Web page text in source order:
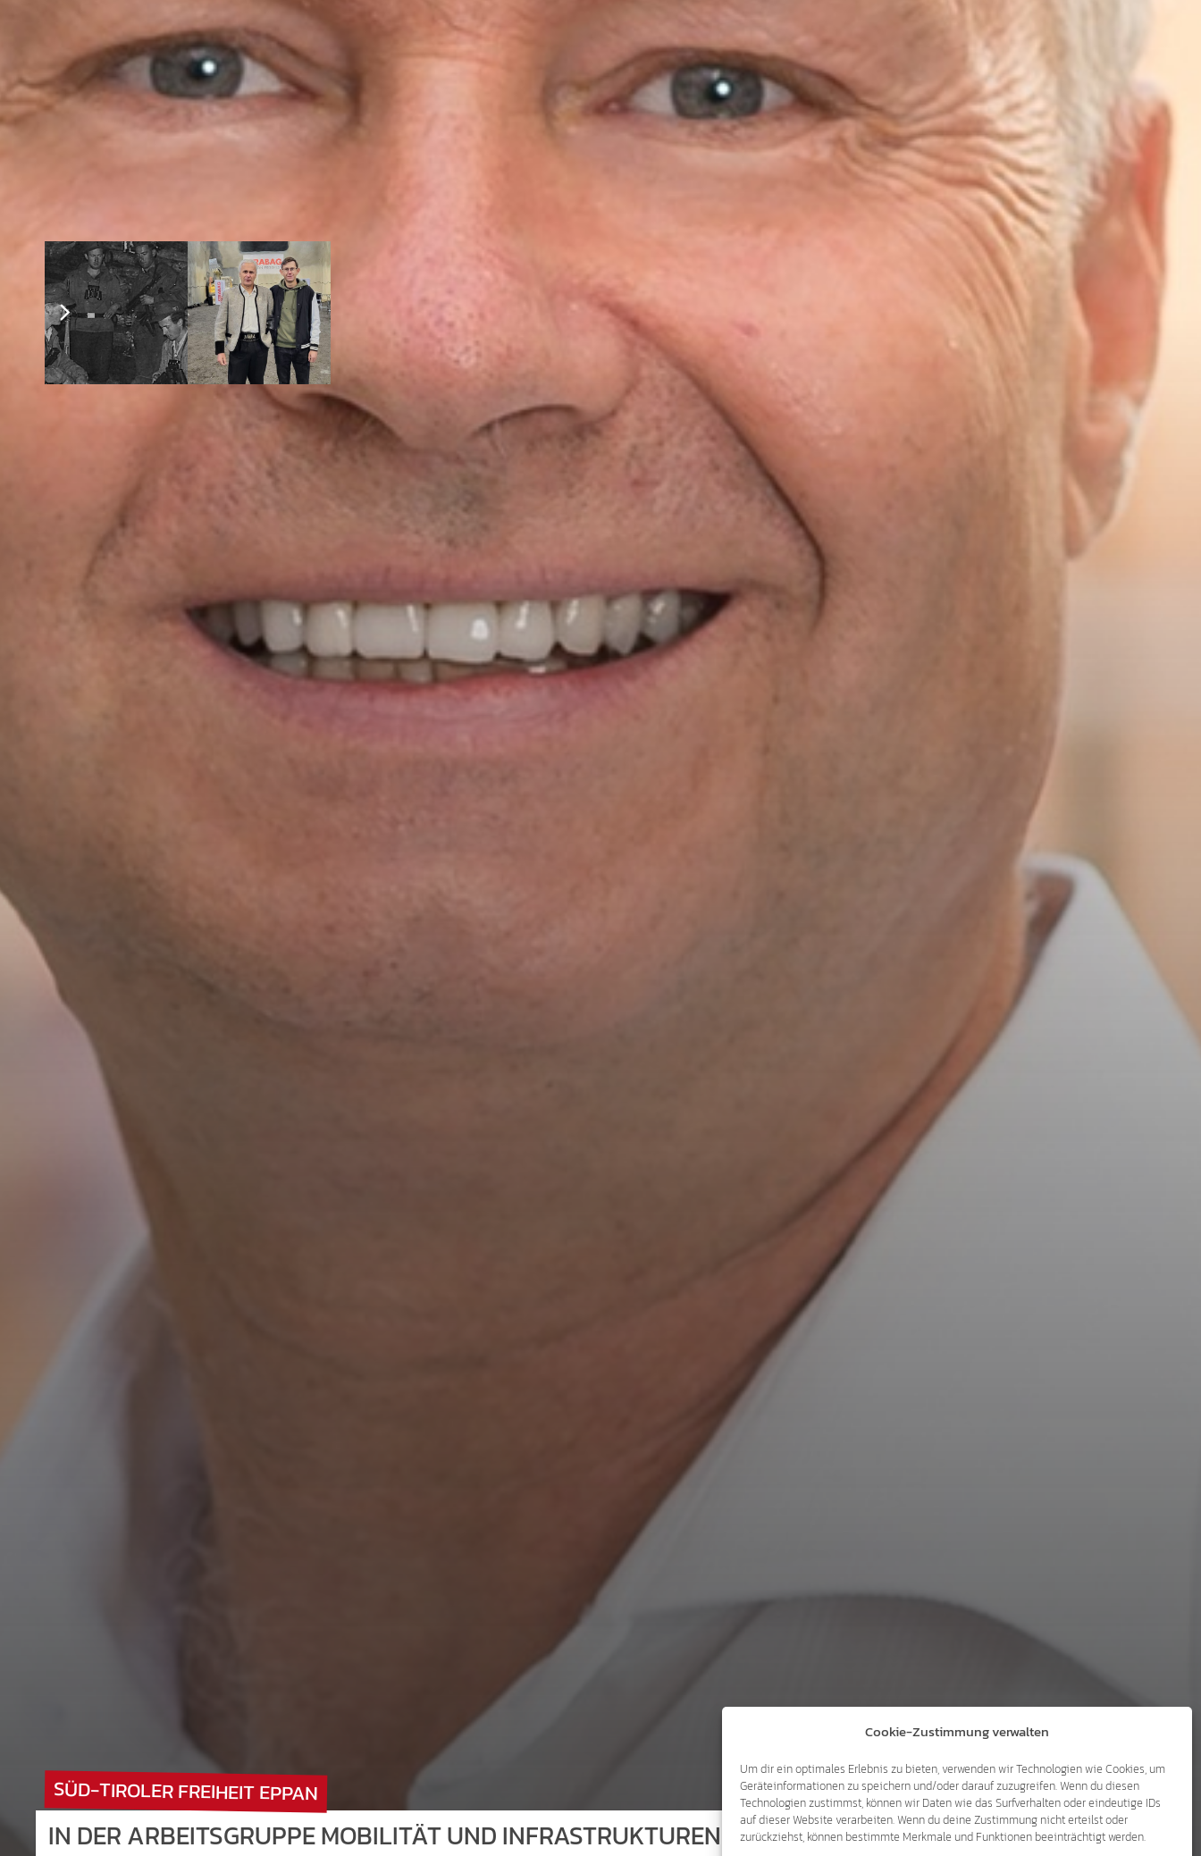
Cookie-Zustimmung verwalten
Um dir ein optimales Erlebnis zu bieten, verwenden wir Technologien wie Cookies, um
Geräteinformationen zu speichern und/oder darauf zuzugreifen. Wenn du diesen
Technologien zustimmst, können wir Daten wie das Surfverhalten oder eindeutige IDs
auf dieser Website verarbeiten. Wenn du deine Zustimmung nicht erteilst oder
zurückziehst, können bestimmte Merkmale und Funktionen beeinträchtigt werden.
SÜD-TIROLER FREIHEIT EPPAN
IN DER ARBEITSGRUPPE MOBILITÄT UND INFRASTRUKTUREN VERTRETEN